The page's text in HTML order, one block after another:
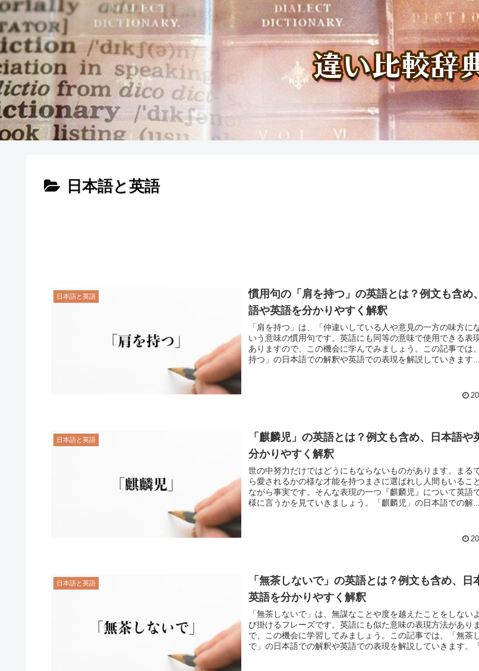
日本語と英語
日本語と英語
慣用句の「肩を持つ」の英語とは？例文も含め
語や英語を分かりやすく解釈
「肩を持つ」は、「仲違いしている人や意見の一方の味方に
いう意味の慣用句です。英語にも同等の意味で使用できる表
ありますので、この機会に学んでみましょう。この記事では
持つ」の日本語での解釈や英語での表現を解説していきます...
日本語と英語
「麒麟児」の英語とは？例文も含め、日本語や
分かりやすく解釈
世の中努力だけではどうにもならないものがあります。まる
ら愛されるかの様な才能を持つまさに選ばれし人間もいるこ
ながら事実です。そんな表現の一つ『麒麟児』について英語
様に言うかを見ていきましょう。「麒麟児」の日本語での解...
日本語と英語
「無茶しないで」の英語とは？例文も含め、日
英語を分かりやすく解釈
「無茶しないで」は、無謀なことや度を越えたことをしない
び掛けるフレーズです。英語にも似た意味の表現方法があり
で、この機会に学習してみましょう。この記事では、「無茶
で」の日本語での解釈や英語での表現を解説していきます。